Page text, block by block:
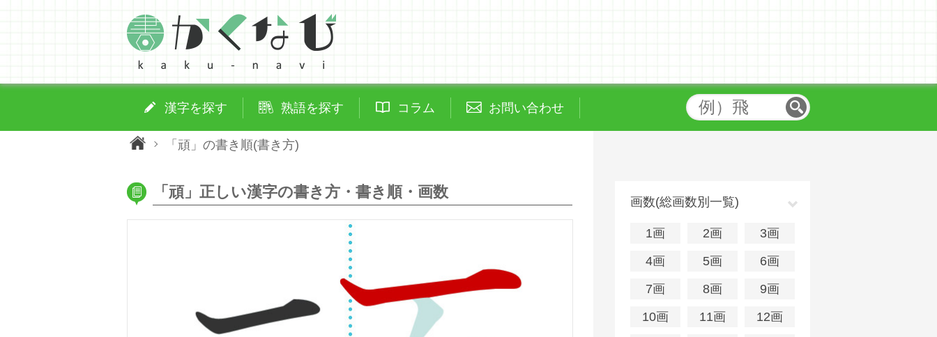
漢字を探す 熟語を探す コラム お問い合わせ
「頑」の書き順(書き方)
「頑」正しい漢字の書き方・書き順・画数
画数(総画数別一覧)
1画 2画
3画
4画
5画
6画
7画
8画
9画
10画
11画
12画